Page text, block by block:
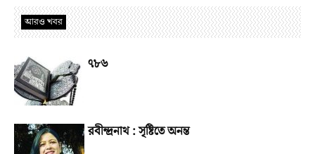
আরও খবর
৭৮৬
রবীন্দ্রনাথ : সৃষ্টিতে অনন্ত